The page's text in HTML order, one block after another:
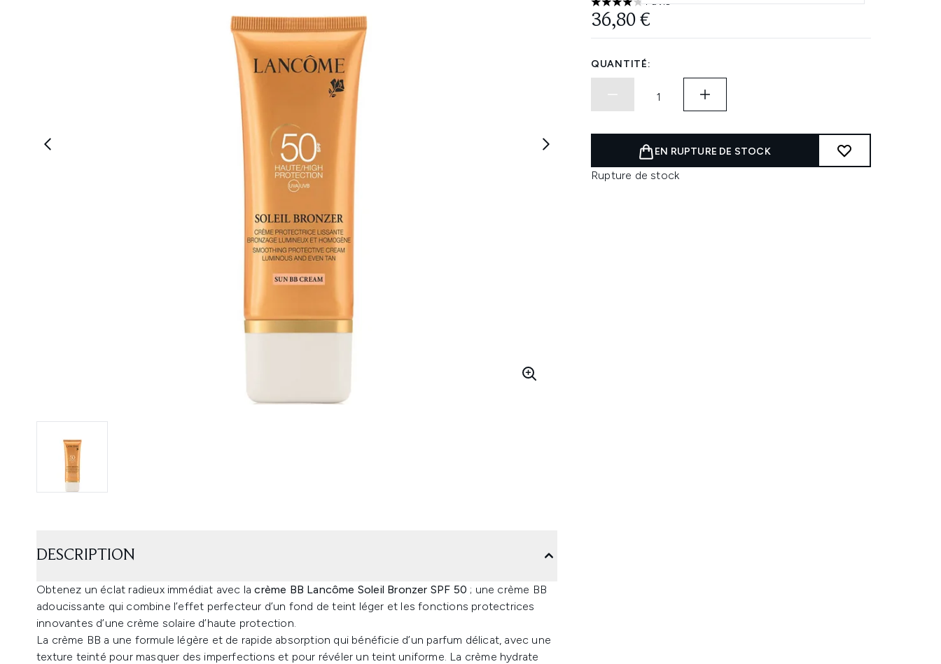
4 étoiles sur un maximum de 5
36,80 €
QUANTITÉ:
EN RUPTURE DE STOCK
Rupture de stock
DESCRIPTION
Obtenez un éclat radieux immédiat avec lacrème BB Lancôme Soleil Bronzer SPF 50 ; une crème BB
adoucissante qui combine l’effet perfecteur d’un fond de teint léger et les fonctions protectrices
innovantes d’une crème solaire d’haute protection.
La crème BB a une formule légère et de rapide absorption qui bénéficie d’un parfum délicat, avec une
texture teinté pour masquer des imperfections et pour révéler un teint uniforme. La crème hydrate